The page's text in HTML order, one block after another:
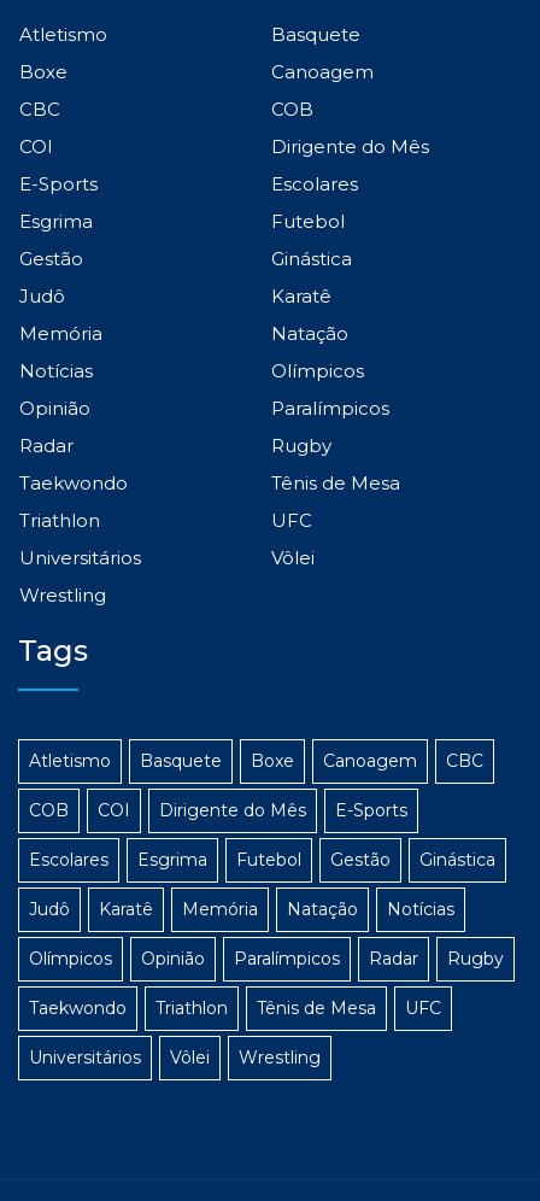
Atletismo
Basquete
Boxe
Canoagem
CBC
COB
COI
Dirigente do Mês
E-Sports
Escolares
Esgrima
Futebol
Gestão
Ginástica
Judô
Karatê
Memória
Natação
Notícias
Olímpicos
Opinião
Paralímpicos
Radar
Rugby
Taekwondo
Tênis de Mesa
Triathlon
UFC
Universitários
Vôlei
Wrestling
Tags
Atletismo Basquete Boxe Canoagem CBC
COB COI Dirigente do Mês E-Sports
Escolares Esgrima Futebol Gestão Ginástica
Judô Karatê Memória Natação Notícias
Olímpicos Opinião Paralímpicos Radar Rugby
Taekwondo Triathlon Tênis de Mesa UFC
Universitários Vôlei Wrestling